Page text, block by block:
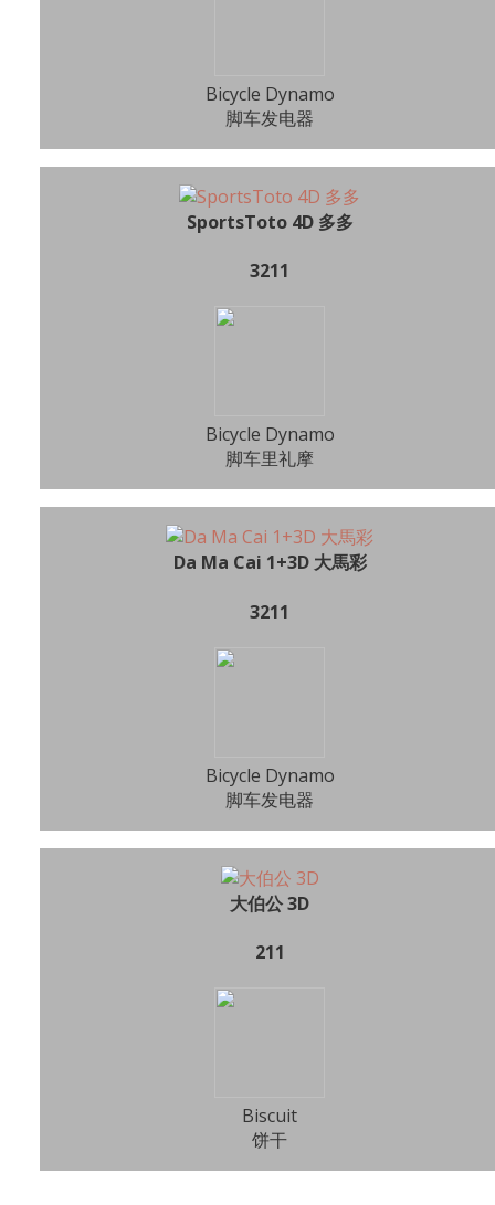
Bicycle Dynamo
脚车发电器
SportsToto 4D 多多
3211
Bicycle Dynamo
脚车里礼摩
Da Ma Cai 1+3D 大馬彩
3211
Bicycle Dynamo
脚车发电器
大伯公 3D
211
Biscuit
饼干